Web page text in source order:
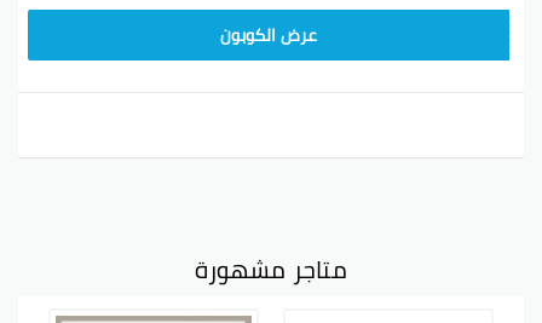
عرض الكوبون
متاجر مشهورة